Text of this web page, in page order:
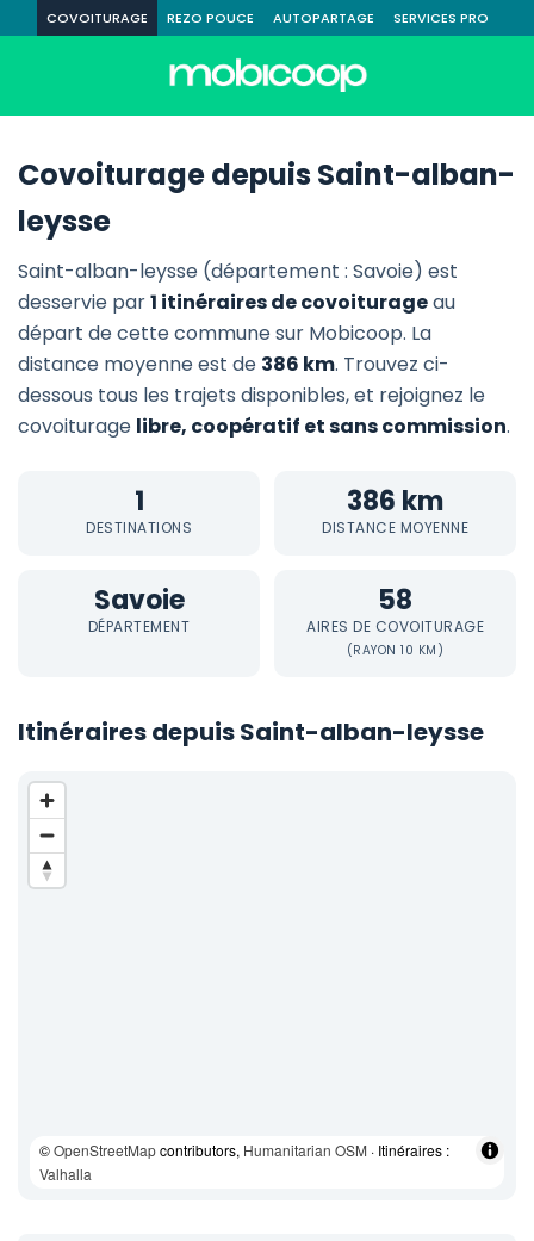
COVOITURAGE REZO POUCE AUTOPARTAGE SERVICES PRO
Covoiturage depuis Saint-alban-
leysse
Saint-alban-leysse (département : Savoie) est
desservie par1 itinéraires de covoiturageau
départ de cette commune sur Mobicoop. La
distance moyenne est de 386 km. Trouvez ci-
dessous tous les trajets disponibles, et rejoignez le
covoiturage libre, coopératif et sans commission.
1
DESTINATIONS
386 km
DISTANCE MOYENNE
Savoie
DÉPARTEMENT
58
AIRES DE COVOITURAGE
(RAYON 10 KM)
Itinéraires depuis Saint-alban-leysse
©OpenStreetMapcontributors, Humanitarian OSM · Itinéraires :
Valhalla